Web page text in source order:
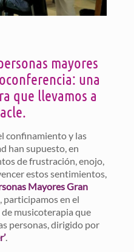
mayores
una
que llevamos a
confinamiento y las
han supuesto, en
de frustración, enojo,
estos sentimientos,
Mayores Gran
participamos en el
de musicoterapia que
personas, dirigido por
.